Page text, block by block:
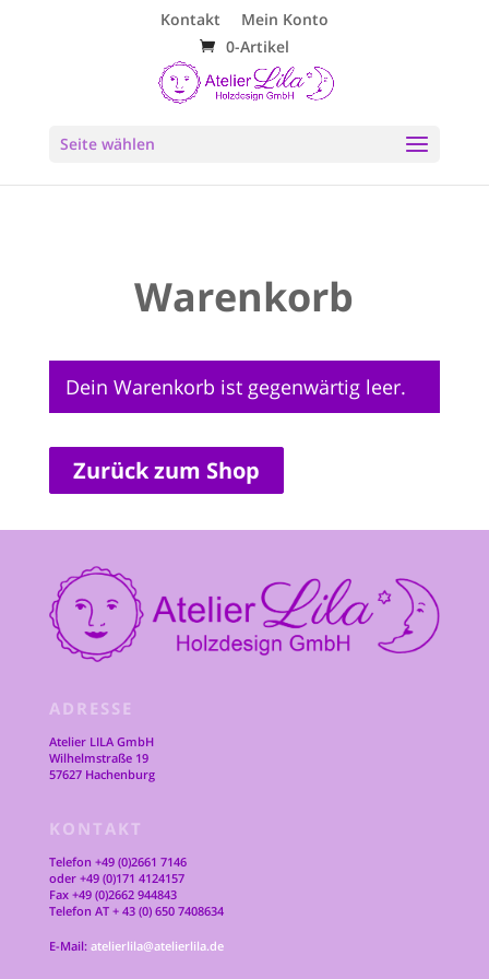
Kontakt
Mein Konto
0-Artikel
Seite wählen
Warenkorb
Dein Warenkorb ist gegenwärtig leer.
Zurück zum Shop
ADRESSE
Atelier LILA GmbH
Wilhelmstraße 19
57627 Hachenburg
KONTAKT
Telefon +49 (0)2661 7146
oder +49 (0)171 4124157
Fax +49 (0)2662 944843
Telefon AT + 43 (0) 650 7408634
E-Mail: atelierlila@atelierlila.de